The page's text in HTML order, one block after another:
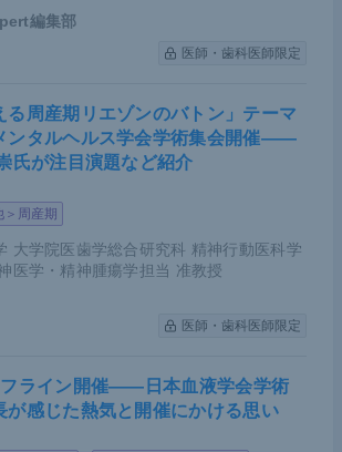
医・認定施設での実施が望ましいと
展望
極化が進むということだ。検査方法
超早期胃がんが見つかる一方で、放
た進行胃がんへの対応がなくなるこ
ルスか非スキルスかの区別も重要で
編集部
医師・歯科医師限定
る周産期リエゾンのバトン」テーマ
ンタルヘルス学会学術集会開催――
氏が注目演題など紹介
＞周産期
大学院医歯学総合研究科 精神行動医科学
医学・精神腫瘍学担当 准教授
医師・歯科医師限定
ライン開催――日本血液学会学術
が感じた熱気と開催にかける思い